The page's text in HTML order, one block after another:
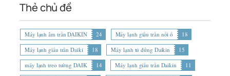
Thẻ chủ đề
Máy lạnh âm trần DAIKIN 24 Máy lạnh giấu trần nối ố
18
Máy lạnh giấu trần Daiki
18 Máy lạnh tủ đứng Daikin
15
máy lạnh treo tường DAIK
14 Máy lạnh giấu trần Daikin
11